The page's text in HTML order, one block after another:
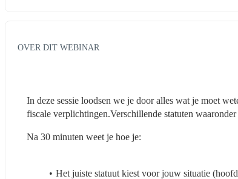
OVER DIT WEBINAR
In deze sessie loodsen we je door alles wat je moet
fiscale verplichtingen.Verschillende statuten
Na 30 minuten weet je hoe je:
Het juiste statuut kiest voor jouw situatie